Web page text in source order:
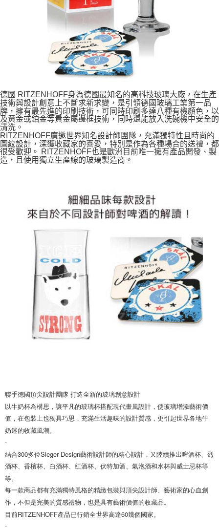
德國 RITZENHOFF身為德國最知名的高科技玻璃大廠，在生產
技術與設計創意上不斷求新求變，是引領德國玻璃工業第一品
牌，擁有最先進的印刷技術，可同時印刷多達八種有機顏色，以
及黃金或鉑金等貴金屬邊框技術，同時還能放入洗碗機中安全的
清洗。
RITZENHOFF廣邀世界知名設計師團隊，充滿獨特性且時尚的
圖紋設計，深獲收藏家的喜愛，特別是作為各種場合的送禮，都
很受歡迎。 RITZENHOFF也是歐洲目前唯一擁有產品開發、製
造，且使用獨立生產線的玻璃製造商。
聯手德國頂尖設計團隊 打造全新的玻璃創意設計
以牛奶杯為構思，讓平凡的玻璃杯搭配現代畫風設計，使玻璃增添藝術價
值，在包裝上也獨具巧思，充滿生活趣味的設計質感，更引起世界各地牛
奶迷的收藏風潮。
-
結合300多位Sieger Design藝術設計師的精心設計，又陸續推出啤酒杯、烈
酒杯、香檳杯、白酒杯、紅酒杯、伏特加酒、氣泡酒和水杯與威士忌杯等
等。
每一款商品都有充滿獨特風格的精緻包裝與頂尖設計師、藝術家的心血創
作，不但是完美的質感禮物，也是具有藝術價值的收藏品。
目前RITZENHOFF產品已行銷全世界高達60幾個國家。
-